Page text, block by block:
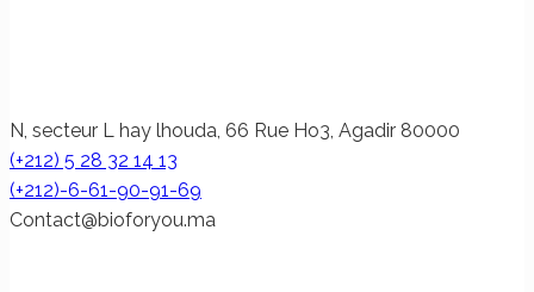
N, secteur L hay lhouda, 66 Rue Ho3, Agadir 80000
(+212) 5 28 32 14 13
(+212)-6-61-90-91-69
am.uoyrofoib
@tcatnoC